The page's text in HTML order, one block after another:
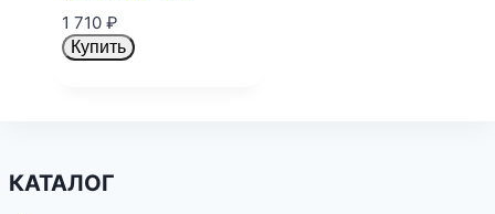
1 710₽
Купить
КАТАЛОГ